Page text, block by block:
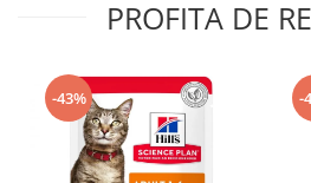
PROFITA DE
-43% -